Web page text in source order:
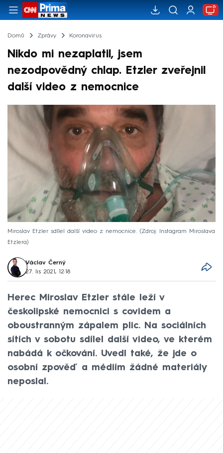
Domů Zprávy Koronavirus
Nikdo mi nezaplatil, jsem
nezodpovědný chlap. Etzler zveřejnil
další video z nemocnice
Miroslav Etzler sdílel další video z nemocnice.
Zdroj: Instagram Miroslava
Etzlera
Václav Černý
27. lis 2021, 12:18
Herec Miroslav Etzler stále leží v
českolipské nemocnici s covidem a
oboustranným zápalem plic. Na sociálních
sítích v sobotu sdílel další video, ve kterém
nabádá k očkování. Uvedl také, že jde o
osobní zpověď a médiím žádné materiály
neposlal.